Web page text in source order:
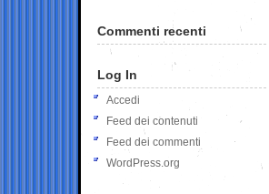
Commenti recenti
Log In
Accedi
Feed dei contenuti
Feed dei commenti
WordPress.org